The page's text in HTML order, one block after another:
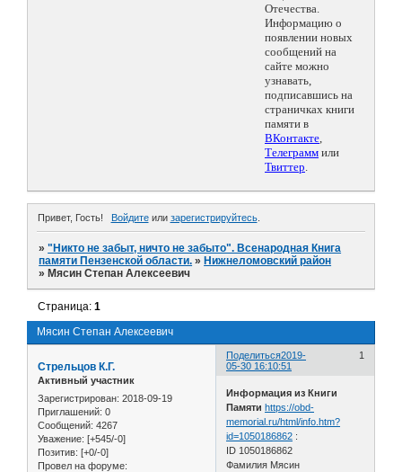
Отечества.
Информацию о
появлении новых
сообщений на
сайте можно
узнавать,
подписавшись на
страничках книги
памяти в
ВКонтакте,
Телеграмм или
Твиттер.
Привет, Гость! Войдитеили зарегистрируйтесь.
»"Никто не забыт, ничто не забыто". Всенародная Книга
памяти Пензенской области. » Нижнеломовский район
» Мясин Степан Алексеевич
Мясин Степан Алексеевич
Страница:1
Поделиться 1
2019-
05-30 16:10:51
Стрельцов К.Г.
Активный участник
Зарегистрирован: 2018-09-19
Приглашений: 0
Сообщений: 4267
Уважение: [+545/-0]
Позитив: [+0/-0]
Провел на форуме:
Информация из Книги
Памяти https://obd-
memorial.ru/html/info.htm?
id=1050186862 :
ID 1050186862
Фамилия Мясин